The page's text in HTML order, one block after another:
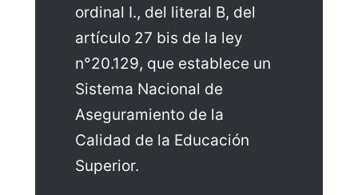
ordinal I., del literal B, del
artículo 27 bis de la ley
n°20.129, que establece un
Sistema Nacional de
Aseguramiento de la
Calidad de la Educación
Superior.